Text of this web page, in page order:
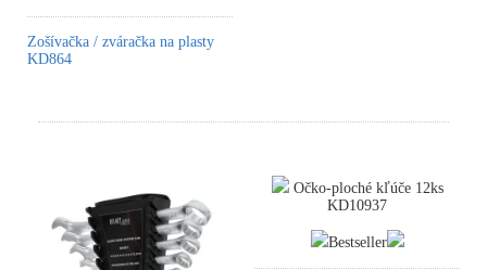
Zošívačka / zváračka na plasty
KD864
Očko-ploché kľúče 12ks
KD10937
Bestseller